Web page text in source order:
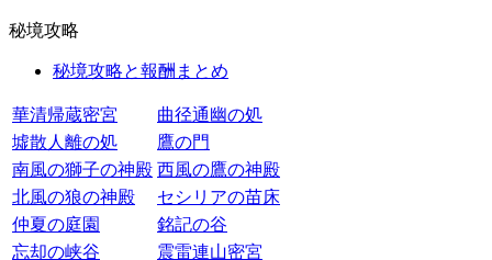
秘境攻略
秘境攻略と報酬まとめ
華清帰蔵密宮
曲径通幽の処
墟散人離の処
鷹の門
南風の獅子の神殿 西風の鷹の神殿
北風の狼の神殿
セシリアの苗床
仲夏の庭園
銘記の谷
忘却の峡谷
震雷連山密宮